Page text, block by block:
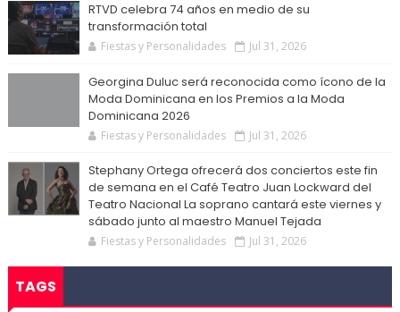
RTVD celebra 74 años en medio de su
transformación total
Fiestas y Personalidades Jul 31, 2026
Georgina Duluc será reconocida como ícono de la
Moda Dominicana en los Premios a la Moda
Dominicana 2026
Fiestas y Personalidades Jul 31, 2026
Stephany Ortega ofrecerá dos conciertos este fin
de semana en el Café Teatro Juan Lockward del
Teatro Nacional La soprano cantará este viernes y
sábado junto al maestro Manuel Tejada
Fiestas y Personalidades Jul 31, 2026
TAGS